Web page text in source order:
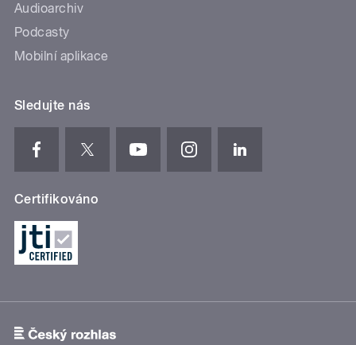
Audioarchiv
Podcasty
Mobilní aplikace
Sledujte nás
Certifikováno